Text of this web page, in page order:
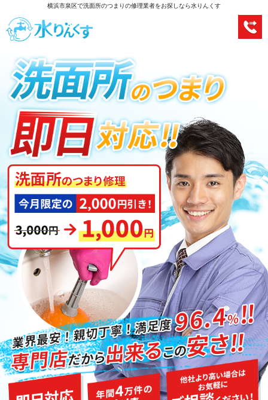
横浜市泉区で洗面所のつまりの修理業者をお探しなら水りんくす